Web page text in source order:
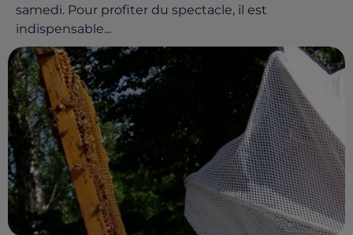
samedi. Pour profiter du spectacle, il est
indispensable...